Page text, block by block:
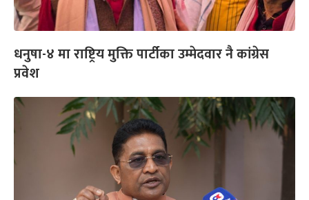
धनुषा-४ मा राष्ट्रिय मुक्ति पार्टीका उम्मेदवार नै कांग्रेस
प्रवेश